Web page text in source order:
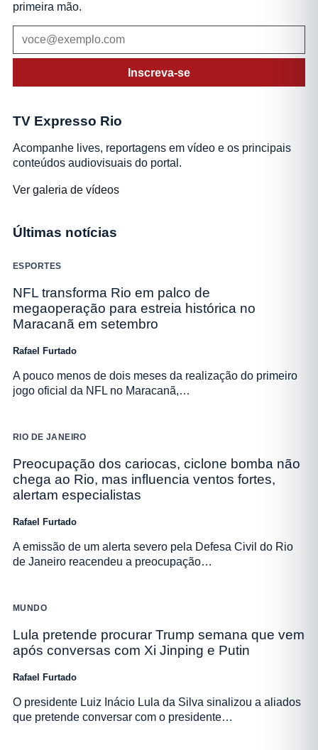
primeira mão.
Inscreva-se
TV Expresso Rio
Acompanhe lives, reportagens em vídeo e os principais
conteúdos audiovisuais do portal.
Ver galeria de vídeos
Últimas notícias
ESPORTES
NFL transforma Rio em palco de
megaoperação para estreia histórica no
Maracanã em setembro
Rafael Furtado
A pouco menos de dois meses da realização do primeiro
jogo oficial da NFL no Maracanã,…
RIO DE JANEIRO
Preocupação dos cariocas, ciclone bomba não
chega ao Rio, mas influencia ventos fortes,
alertam especialistas
Rafael Furtado
A emissão de um alerta severo pela Defesa Civil do Rio
de Janeiro reacendeu a preocupação…
MUNDO
Lula pretende procurar Trump semana que vem
após conversas com Xi Jinping e Putin
Rafael Furtado
O presidente Luiz Inácio Lula da Silva sinalizou a aliados
que pretende conversar com o presidente…